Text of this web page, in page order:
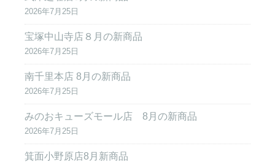
2026年7月25日
宝塚中山寺店８月の新商品
2026年7月25日
南千里本店 8月の新商品
2026年7月25日
みのおキューズモール店 8月の新商品
2026年7月25日
箕面小野原店8月新商品